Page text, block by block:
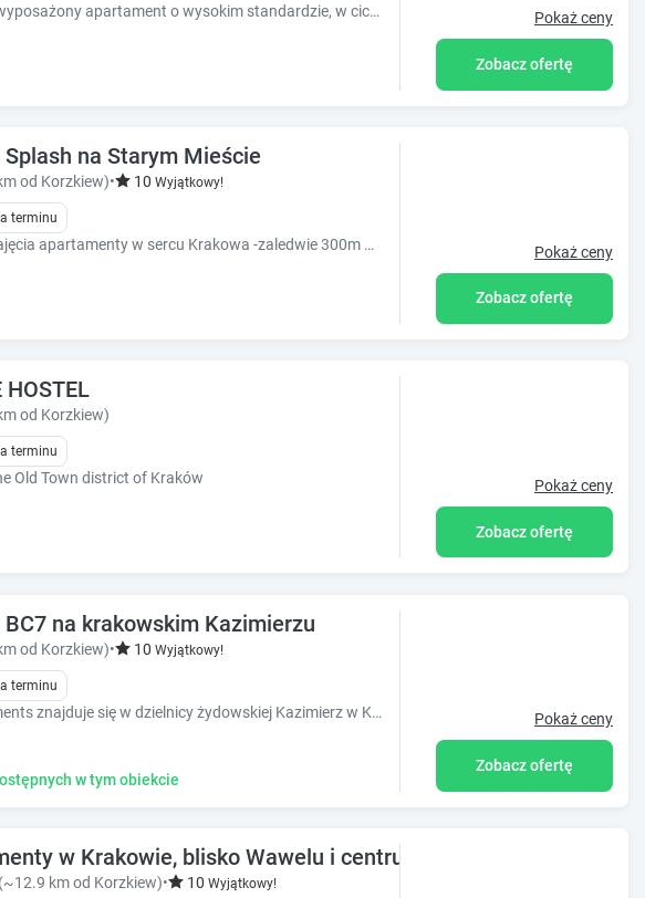
Nowy, luksusowo wyposażony apartament o wysokim standardzie, w cichej lokalizacji, w centrum Krakowa. Zaledwie 10 minut od Rynku Głównego. Pokaż ceny
Zobacz ofertę
na Starym Mieście
od Korzkiew)• 10 Wyjątkowy!
terminu
Oferujemy do wynajęcia apartamenty w sercu Krakowa -zaledwie 300m od Rynku Głównego. Mieszkania idealnie nadają się dla par jak i rodzin. Zapraszamy! Pokaż ceny
Zobacz ofertę
HOSTEL
od Korzkiew)
terminu
Old Town district of Kraków Pokaż ceny
Zobacz ofertę
na krakowskim Kazimierzu
od Korzkiew)• 10 Wyjątkowy!
terminu
Obiekt BC7 Apartments znajduje się w dzielnicy żydowskiej Kazimierz w Krakowie, 600 metrów od Wawelu.
w tym obiekcie
Pokaż ceny
Zobacz ofertę
w Krakowie, blisko Wawelu i centrum
km od Korzkiew)• 10 Wyjątkowy!